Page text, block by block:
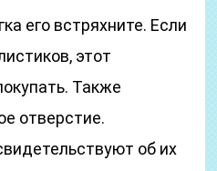
его встряхните. Если
этот
Также
отверстие.
об их